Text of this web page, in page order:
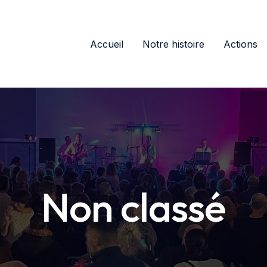
Accueil Notre histoire Actions
Non classé